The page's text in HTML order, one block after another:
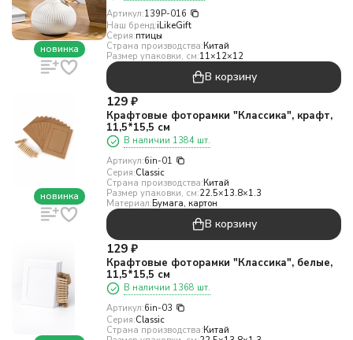
новинка
Артикул:139P-016
Наш бренд:iLikeGift
Серия:птицы
Страна производства:Китай
Размер упаковки, см:11×12×12
В корзину
новинка
129 ₽
Крафтовые фоторамки "Классика", крафт,
11,5*15,5 см
В наличии 1384 шт.
Артикул:6in-01
Серия:Classic
Страна производства:Китай
Размер упаковки, см:22.5×13.8×1.3
Материал:Бумага, картон
В корзину
129 ₽
Крафтовые фоторамки "Классика", белые,
11,5*15,5 см
В наличии 1368 шт.
Артикул:6in-03
Серия:Classic
Страна производства:Китай